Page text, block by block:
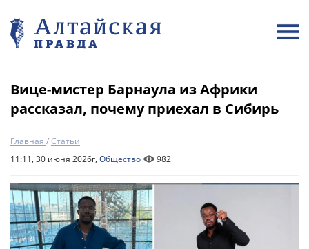
Вице-мистер Барнаула из Африки
рассказал, почему приехал в Сибирь
Главная /Статьи
11:11, 30 июня 2026г, Общество 982